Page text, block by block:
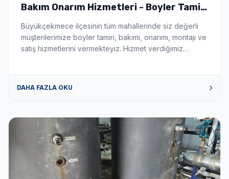
Bakım Onarım Hizmetleri - Boyler Tamiri
ve Servisi
Büyükçekmece ilçesinin tüm mahallerinde siz değerli
müşterilerimize boyler tamiri, bakımı, onarımı, montajı ve
satış hizmetlerini vermekteyiz. Hizmet verdiğimiz
onarımı, montajı ve […]
DAHA FAZLA OKU